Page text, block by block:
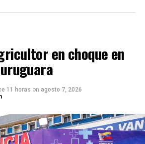
en choque en
11 horas on agosto 7, 2026